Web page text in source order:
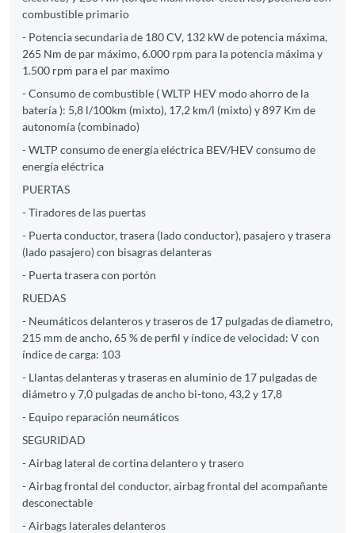
combustible primario
- Potencia secundaria de 180 CV, 132 kW de potencia máxima,
265 Nm de par máximo, 6.000 rpm para la potencia máxima y
1.500 rpm para el par maximo
- Consumo de combustible ( WLTP HEV modo ahorro de la
batería ): 5,8 l/100km (mixto), 17,2 km/l (mixto) y 897 Km de
autonomía (combinado)
- WLTP consumo de energía eléctrica BEV/HEV consumo de
energía eléctrica
PUERTAS
- Tiradores de las puertas
- Puerta conductor, trasera (lado conductor), pasajero y trasera
(lado pasajero) con bisagras delanteras
- Puerta trasera con portón
RUEDAS
- Neumáticos delanteros y traseros de 17 pulgadas de diametro,
215 mm de ancho, 65 % de perfil y índice de velocidad: V con
índice de carga: 103
- Llantas delanteras y traseras en aluminio de 17 pulgadas de
diámetro y 7,0 pulgadas de ancho bi-tono, 43,2 y 17,8
- Equipo reparación neumáticos
SEGURIDAD
- Airbag lateral de cortina delantero y trasero
- Airbag frontal del conductor, airbag frontal del acompañante
desconectable
- Airbags laterales delanteros